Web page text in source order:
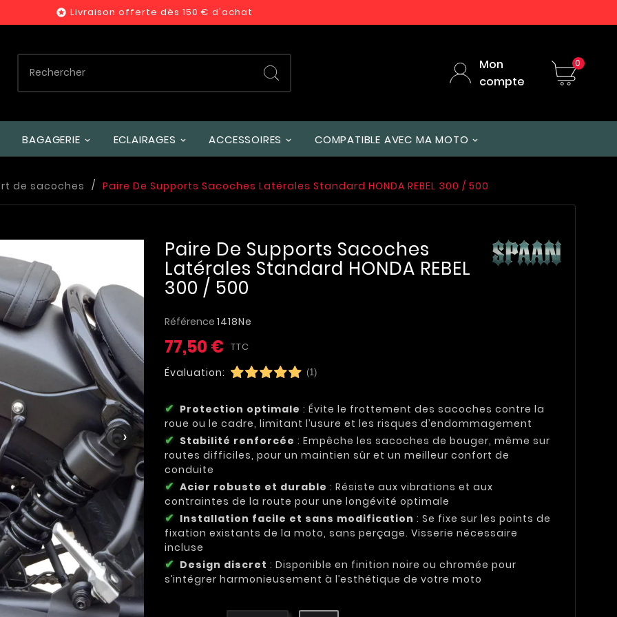
 Livraison offerte dès 150 € d'achat
Mon
compte
0
BAGAGERIE ECLAIRAGES ACCESSOIRES COMPATIBLE AVEC MA MOTO
de sacoches Paire De Supports Sacoches Latérales Standard HONDA REBEL 300 / 500
›
Paire De Supports Sacoches
Latérales Standard HONDA REBEL
300 / 500
Référence 1418Ne
77,50 € TTC
Évaluation: (1)
Protection optimale : Évite le frottement des sacoches contre la
roue ou le cadre, limitant l’usure et les risques d’endommagement
Stabilité renforcée : Empêche les sacoches de bouger, même sur
routes difficiles, pour un maintien sûr et un meilleur confort de
conduite
Acier robuste et durable : Résiste aux vibrations et aux
contraintes de la route pour une longévité optimale
Installation facile et sans modification : Se fixe sur les points de
fixation existants de la moto, sans perçage. Visserie nécessaire
incluse
Design discret : Disponible en finition noire ou chromée pour
s’intégrer harmonieusement à l’esthétique de votre moto